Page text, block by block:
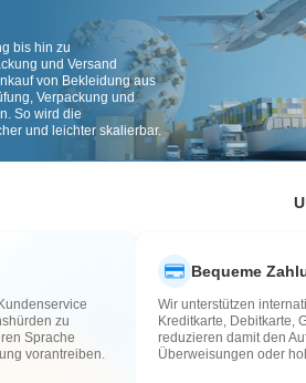
bis hin zu
und Versand
von Bekleidung aus
Verpackung und
So wird die
und leichter skalierbar.
zu
Sprache
vorantreiben.
Bequeme
Wir unterstützen
Kreditkarte, Debitkarte,
reduzieren damit den
Überweisungen oder